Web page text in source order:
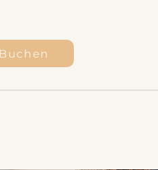
Buchen